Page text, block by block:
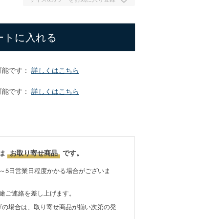
トに入れる
です： 詳しくはこちら
です： 詳しくはこちら
お取り寄せ商品 です。
5日営業日程度かかる場合がございま
連絡を差し上げます。
場合は、取り寄せ商品が揃い次第の発